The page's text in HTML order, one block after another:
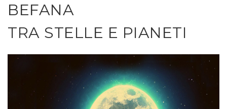
BEFANA
TRA STELLE E PIANETI